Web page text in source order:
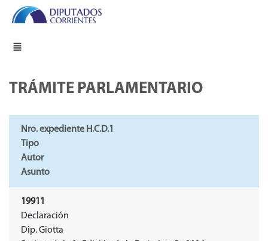
TRÁMITE PARLAMENTARIO
Nro. expediente H.C.D.1
Tipo
Autor
Asunto
19911
Declaración
Dip. Giotta